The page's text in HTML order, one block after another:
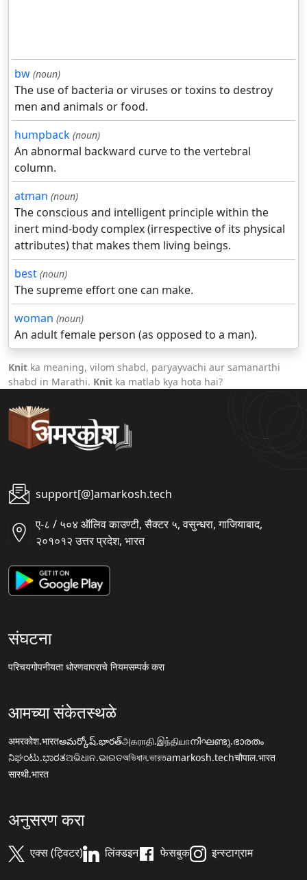
bw (noun)
The use of bacteria or viruses or toxins to destroy
men and animals or food.
humpback (noun)
An abnormal backward curve to the vertebral
column.
atman (noun)
The conscious and intelligent principle within the
inert mind-body complex (irrespective of its physical
attributes) that makes them living beings.
best (noun)
The supreme effort one can make.
woman (noun)
An adult female person (as opposed to a man).
Knit ka meaning, vilom shabd, paryayvachi aur samanarthi
shabd in Marathi. Knit ka matlab kya hota hai?
support[@]amarkosh.tech
ए-८ / ५०४ ऑलिव काउण्टी, सैक्टर ५, वसुन्धरा, गाजियाबाद,
२०१०१२ उत्तर प्रदेश, भारत
संघटना
परिचयगोपनीयता धोरणवापराचे नियमसम्पर्क करा
आमच्या संकेतस्थळे
अमरकोश.भारतఅమర్కోష్.భారత్அகராதி.இந்தியாനിഘണ്ടു.ഭാരതം
ನಿಘಂಟು.ಭಾರತଅଭିଧାନ.ଭାରତঅভিধান.ভারতamarkosh.techचौपाल.भारत
सारथी.भारत
अनुसरण करा
एक्स (ट्विटर) लिंक्डइन फेसबुक इन्स्टाग्राम